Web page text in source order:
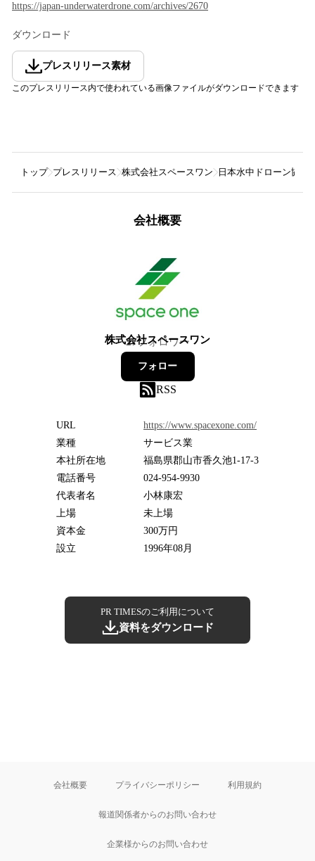
https://japan-underwaterdrone.com/archives/2670
ダウンロード
プレスリリース素材
このプレスリリース内で使われている画像ファイルがダウンロードできます
トップ プレスリリース 株式会社スペースワン 日本水中ドローン協会
会社概要
株式会社スペースワン
27フォロワー
フォロー
RSS
URL
https://www.spacexone.com/
業種
サービス業
本社所在地
福島県郡山市香久池1-17-3
電話番号
024-954-9930
代表者名
小林康宏
上場
未上場
資本金
300万円
設立
1996年08月
PR TIMESのご利用について
資料をダウンロード
会社概要 プライバシーポリシー 利用規約
報道関係者からのお問い合わせ
企業様からのお問い合わせ